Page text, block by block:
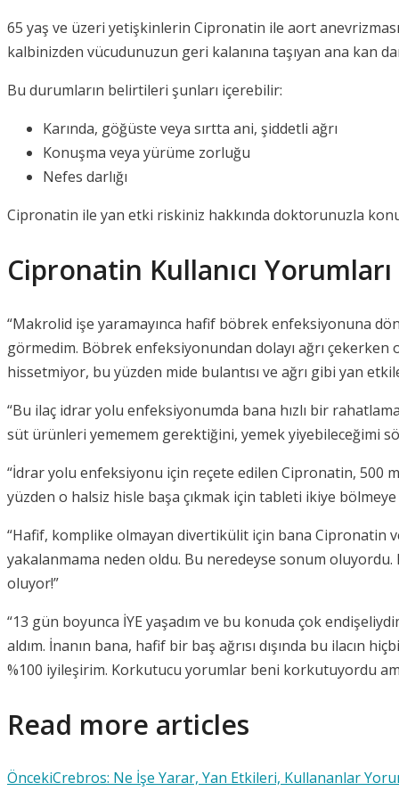
65 yaş ve üzeri yetişkinlerin Cipronatin ile aort
kalbinizden vücudunuzun geri kalanına taşıyan ana kan
Bu durumların belirtileri şunları içerebilir:
Karında, göğüste veya sırtta ani, şiddetli ağrı
Konuşma veya yürüme zorluğu
Nefes darlığı
Cipronatin ile yan etki riskiniz hakkında doktorunuzla
Cipronatin Kullanıcı Yorumları
“Makrolid işe yaramayınca hafif böbrek enfeksiyonuna
görmedim. Böbrek enfeksiyonundan dolayı ağrı
hissetmiyor, bu yüzden mide bulantısı ve ağrı gibi yan
“Bu ilaç idrar yolu enfeksiyonumda bana hızlı bir
süt ürünleri yememem gerektiğini, yemek yiyebileceğimi
“İdrar yolu enfeksiyonu için reçete edilen Cipronatin,
yüzden o halsiz hisle başa çıkmak için tableti ikiye
“Hafif, komplike olmayan divertikülit için bana Cipronatin
yakalanmama neden oldu. Bu neredeyse sonum
oluyor!”
“13 gün boyunca İYE yaşadım ve bu konuda çok
aldım. İnanın bana, hafif bir baş ağrısı dışında bu ilacın
%100 iyileşirim. Korkutucu yorumlar beni korkutuyordu
Read more articles
ÖncekiCrebros: Ne İşe Yarar, Yan Etkileri, Kullananlar